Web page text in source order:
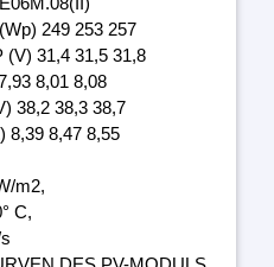
249 253 257
(V) 31,4 31,5 31,8
8,01 8,08
38,2 38,3 38,7
8,39 8,47 8,55
m2,
C,